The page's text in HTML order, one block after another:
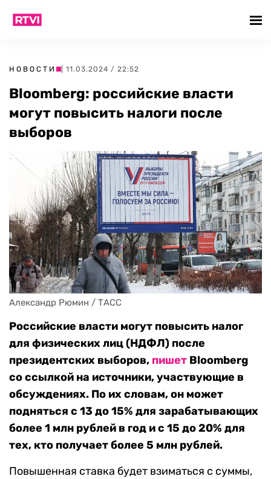
НОВОСТИ | 11.03.2024 / 22:52
Bloomberg: российские власти
могут повысить налоги после
выборов
Александр Рюмин / ТАСС
Российские власти могут повысить налог
для физических лиц (НДФЛ) после
президентских выборов, пишет Bloomberg
со ссылкой на источники, участвующие в
обсуждениях. По их словам, он может
подняться с 13 до 15% для зарабатывающих
более 1 млн рублей в год и с 15 до 20% для
тех, кто получает более 5 млн рублей.
Повышенная ставка будет взиматься с суммы,